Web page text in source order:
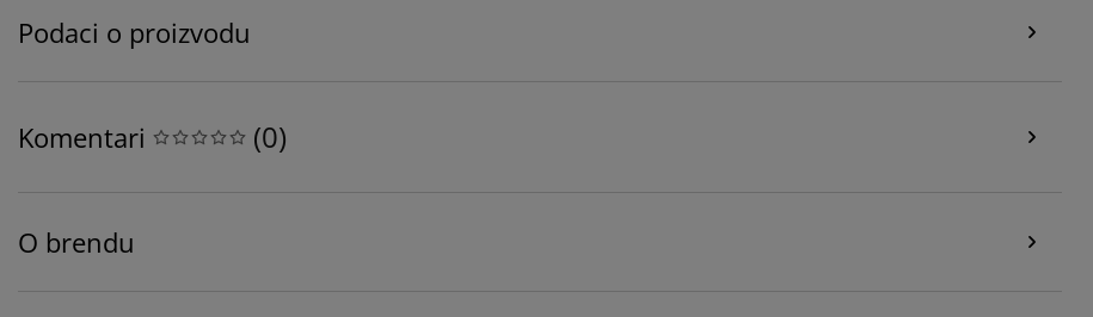
Podaci o proizvodu
Komentari (0)
O brendu